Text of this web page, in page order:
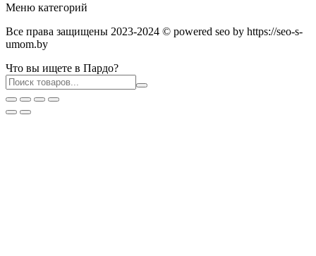
Меню категорий
Все права защищены 2023-2024 © powered seo by https://seo-s-
umom.by
Что вы ищете в Пардо?